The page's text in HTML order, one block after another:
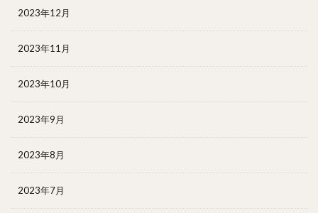
2023年12月
2023年11月
2023年10月
2023年9月
2023年8月
2023年7月